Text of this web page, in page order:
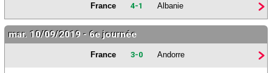
France 4-1 Albanie
mar. 10/09/2019 - 6e journée
France 3-0 Andorre